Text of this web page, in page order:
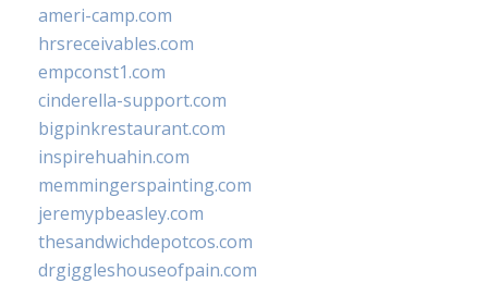
ameri-camp.com
hrsreceivables.com
empconst1.com
cinderella-support.com
bigpinkrestaurant.com
inspirehuahin.com
memmingerspainting.com
jeremypbeasley.com
thesandwichdepotcos.com
drgiggleshouseofpain.com